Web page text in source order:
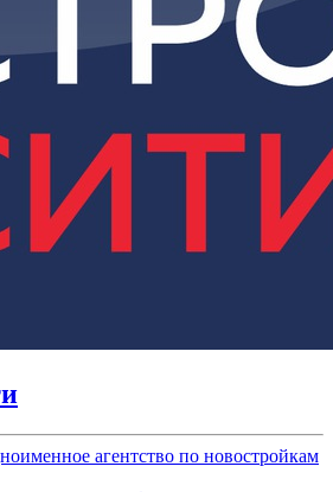
агентство по новостройкам